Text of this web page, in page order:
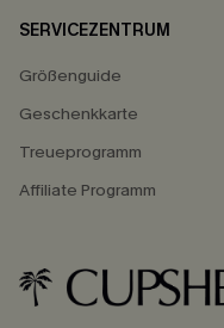
SERVICEZENTRUM
Größenguide
Geschenkkarte
Treueprogramm
Affiliate Programm
15%
15% ohne
*Ein Code pro
und